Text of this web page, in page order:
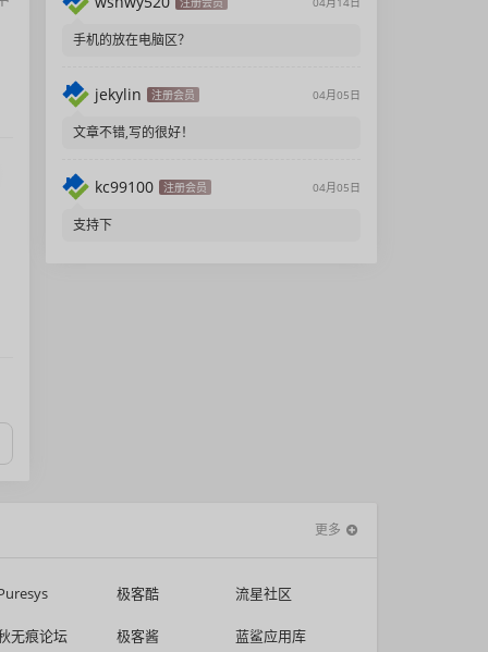
手机的放在电脑区？
jekylin 注册会员 04月05日
文章不错,写的很好！
kc99100 注册会员 04月05日
支持下
更多
极客酷 流星社区
无痕论坛 极客酱 蓝鲨应用库